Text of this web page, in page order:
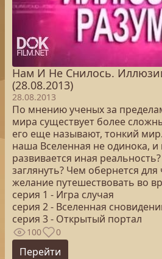
Нам И Не Снилось.
(28.08.2013)
28.08.2013
По мнению ученых за
мира существует более
его еще называют, тонкий
наша Вселенная не одинока, и
развивается иная
заглянуть? Чем обернется для
желание путешествовать во
серия 1 - Игра случая
серия 2 - Вселенная
серия 3 - Открытый портал
100 0
Перейти